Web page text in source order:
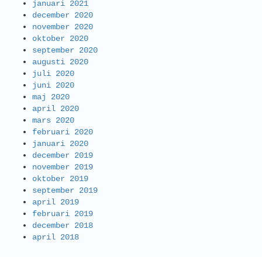
januari 2021
december 2020
november 2020
oktober 2020
september 2020
augusti 2020
juli 2020
juni 2020
maj 2020
april 2020
mars 2020
februari 2020
januari 2020
december 2019
november 2019
oktober 2019
september 2019
april 2019
februari 2019
december 2018
april 2018